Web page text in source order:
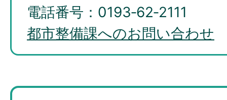
電話番号：0193‐62‐2111
都市整備課へのお問い合わせ